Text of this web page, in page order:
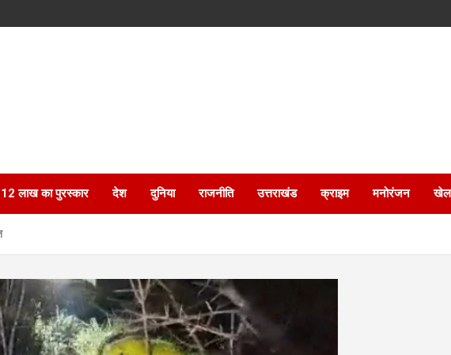
12 लाख का पुरस्कार देश दुनिया राजनीति उत्तराखंड क्राइम मनोरंजन खेल